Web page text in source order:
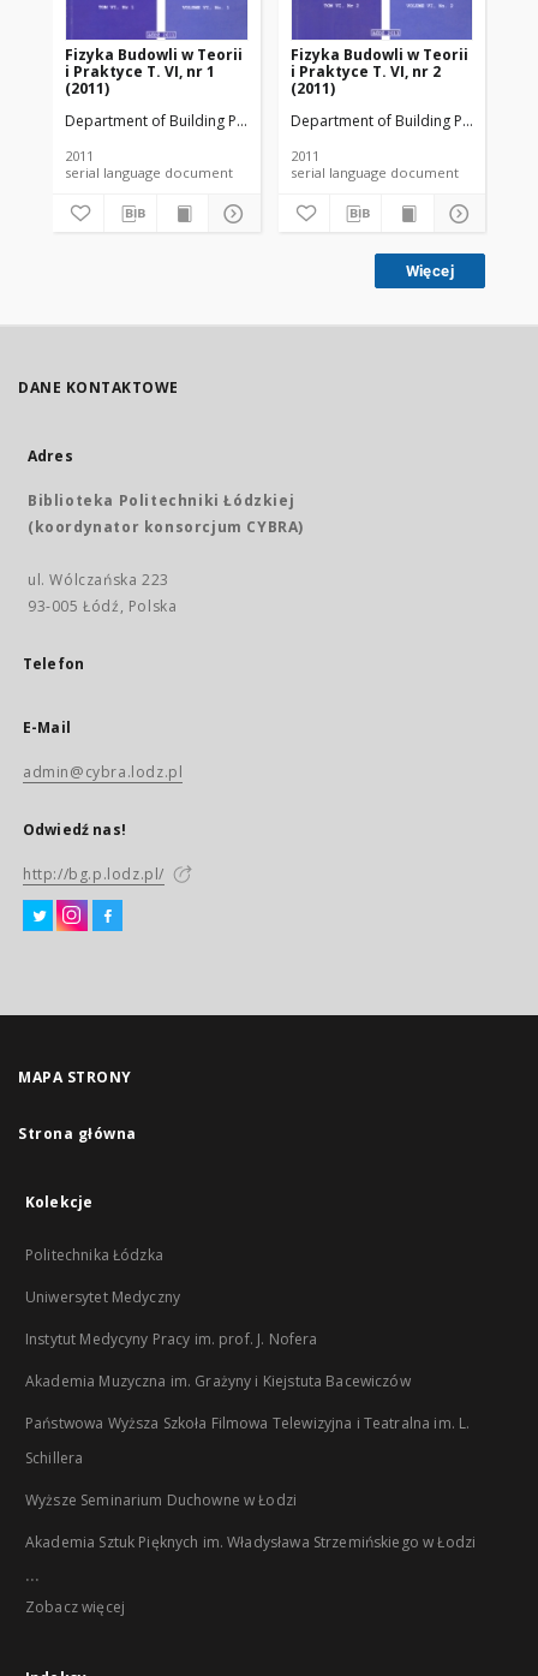
Fizyka Budowli w Teorii
i Praktyce T. VI, nr 1
(2011)
Department of Building Physicsand Building Materials
2011
serial language document
Fizyka Budowli w Teorii
i Praktyce T. VI, nr 2
(2011)
Department of Building Physicsand
2011
serial language document
Więcej
DANE KONTAKTOWE
Adres
Biblioteka Politechniki Łódzkiej
(koordynator konsorcjum CYBRA)
ul. Wólczańska 223
93-005 Łódź, Polska
Telefon
E-Mail
admin@cybra.lodz.pl
Odwiedź nas!
http://bg.p.lodz.pl/
MAPA STRONY
Strona główna
Kolekcje
Politechnika Łódzka
Uniwersytet Medyczny
Instytut Medycyny Pracy im. prof. J. Nofera
Akademia Muzyczna im. Grażyny i Kiejstuta Bacewiczów
Państwowa Wyższa Szkoła Filmowa Telewizyjna i Teatralna im. L.
Schillera
Wyższe Seminarium Duchowne w Łodzi
Akademia Sztuk Pięknych im. Władysława Strzemińskiego w Łodzi
...
Zobacz więcej